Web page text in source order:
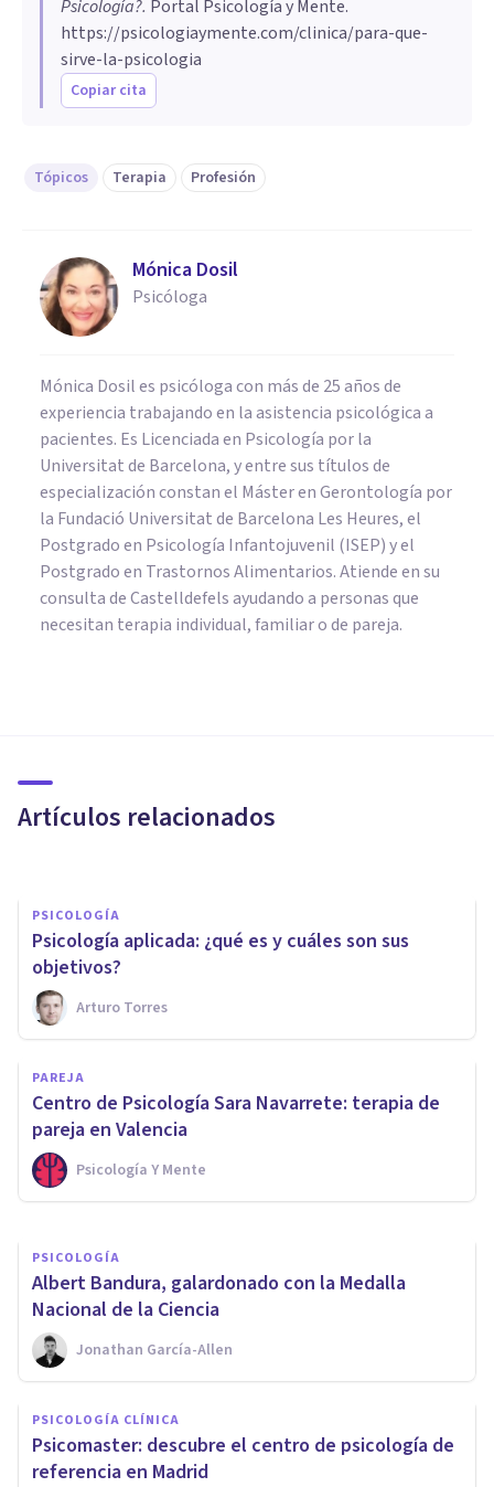
Psicología?. Portal Psicología y Mente.
https://psicologiaymente.com/clinica/para-que-
sirve-la-psicologia
Copiar cita
Tópicos Terapia Profesión
Mónica Dosil
Psicóloga
Mónica Dosil es psicóloga con más de 25 años de
experiencia trabajando en la asistencia psicológica a
pacientes. Es Licenciada en Psicología por la
Universitat de Barcelona, y entre sus títulos de
especialización constan el Máster en Gerontología por
la Fundació Universitat de Barcelona Les Heures, el
Postgrado en Psicología Infantojuvenil (ISEP) y el
Postgrado en Trastornos Alimentarios. Atiende en su
consulta de Castelldefels ayudando a personas que
necesitan terapia individual, familiar o de pareja.
Artículos relacionados
adiós
PSICOLOGÍA
​Psicología aplicada: ¿qué es y cuáles son sus
objetivos?
Arturo Torres
PAREJA
Centro de Psicología Sara Navarrete: terapia de
pareja en Valencia
Psicología Y Mente
​Los 7 mejores Másters en
terapia psicológica
Psicología Y Mente
PSICOLOGÍA
​Albert Bandura, galardonado con la Medalla
Nacional de la Ciencia
Jonathan García-Allen
PSICOLOGÍA CLÍNICA
Psicomaster: descubre el centro de psicología de
referencia en Madrid